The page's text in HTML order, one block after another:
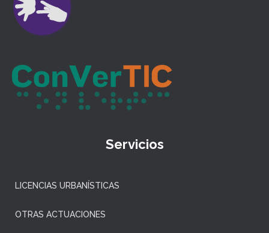
Servicios
LICENCIAS URBANÍSTICAS
OTRAS ACTUACIONES